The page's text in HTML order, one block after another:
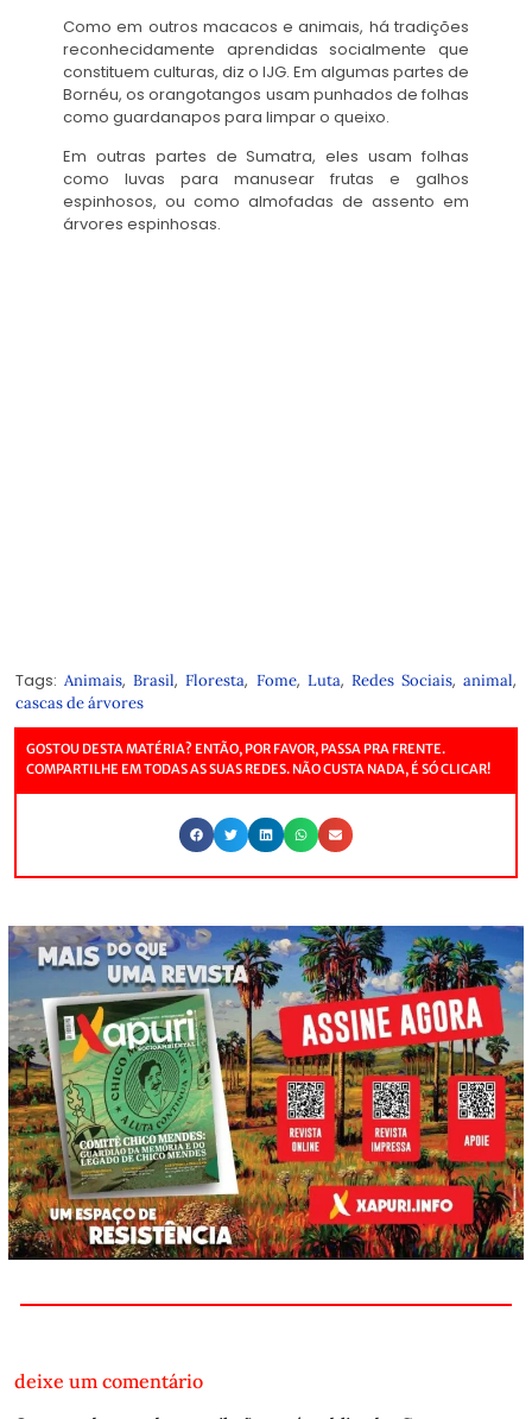
Como em outros macacos e animais, há tradições
reconhecidamente aprendidas socialmente que
constituem culturas, diz o IJG. Em algumas partes de
Bornéu, os orangotangos usam punhados de folhas
como guardanapos para limpar o queixo.
Em outras partes de Sumatra, eles usam folhas
como luvas para manusear frutas e galhos
espinhosos, ou como almofadas de assento em
árvores espinhosas.
Tags:Animais,Brasil,Floresta, Fome, Luta, Redes Sociais, animal,
cascas de árvores
GOSTOU DESTA MATÉRIA? ENTÃO, POR FAVOR, PASSA PRA FRENTE.
COMPARTILHE EM TODAS AS SUAS REDES. NÃO CUSTA NADA, É SÓ CLICAR!
deixe um comentário